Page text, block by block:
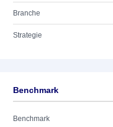
Branche
Strategie
Benchmark
Benchmark